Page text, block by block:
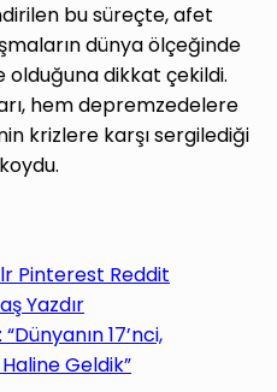
bu süreçte, afet
dünya ölçeğinde
dikkat çekildi.
hem depremzedelere
krizlere karşı sergilediği
Pinterest Reddit
Yazdır
17’nci,
Geldik”